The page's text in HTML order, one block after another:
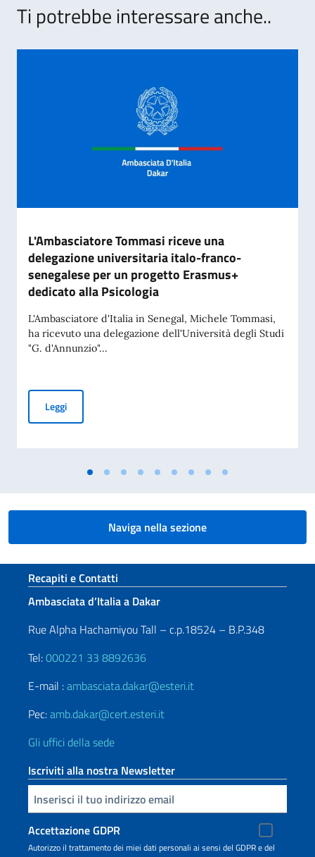
Ti potrebbe interessare anche..
L'Ambasciatore Tommasi riceve una
delegazione universitaria italo-franco-
senegalese per un progetto Erasmus+
dedicato alla Psicologia
L'Ambasciatore d'Italia in Senegal, Michele Tommasi,
ha ricevuto una delegazione dell'Università degli Studi
"G. d'Annunzio"...
LeggiL'Ambasciatore Tommasi riceve una delegazione
Naviga nella sezione
Sezione footer
Recapiti e Contatti
Ambasciata d’Italia a Dakar
Rue Alpha Hachamiyou Tall – c.p.18524 – B.P.348
Tel:000221 33 8892636
E-mail :ambasciata.dakar@esteri.it
Pec:amb.dakar@cert.esteri.it
Gli uffici della sede
Iscriviti alla nostra Newsletter
Inserisci la tua email
Accettazione GDPR
Autorizzo il trattamento dei miei dati personali ai sensi del GDPR e del